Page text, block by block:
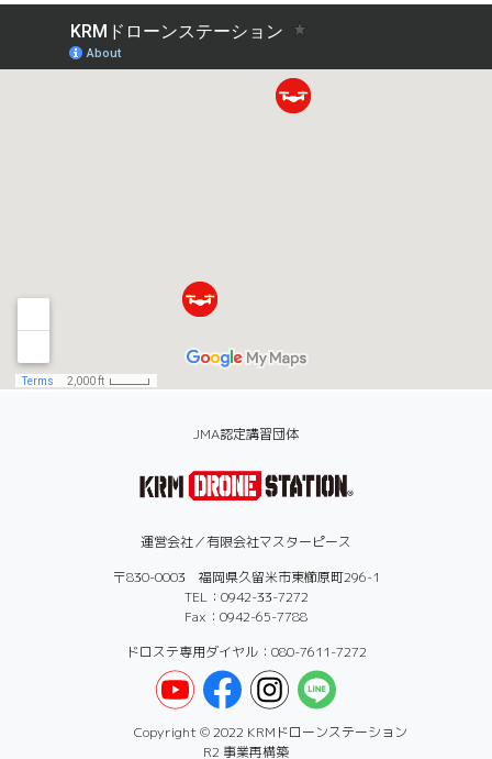
JMA認定講習団体
運営会社／有限会社マスターピース
〒830-0003 福岡県久留米市東櫛原町296-1
TEL：0942-33-7272
Fax：0942-65-7788
ドロステ専用ダイヤル：080-7611-7272
Copyright © 2022 KRMドローンステーション
R2 事業再構築